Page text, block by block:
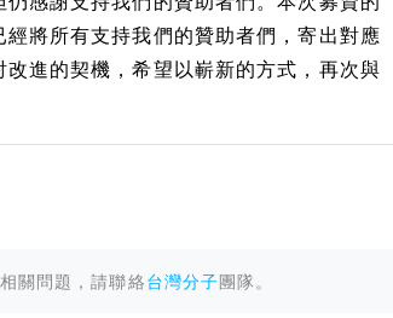
將所有支持我們的贊助者們，寄出對應
進的契機，希望以嶄新的方式，再次與
關問題，請聯絡台灣分子團隊。